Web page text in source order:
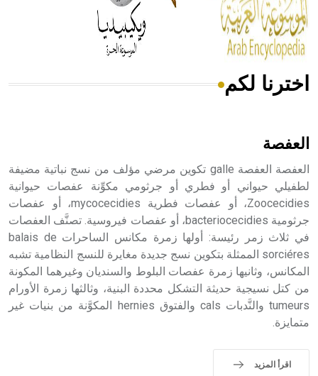
من مادة كربونات الكلسيوم، وهو أحمر أو شديد الحمرة وهو
أجود أنواعه، ويمتاز بكبر الحجم ويسمى الش
هل تعلم أن الأبسيد كلمة فرنسية اللفظ تم اعتمادها مصطلحاً
- هل تعلم أن أبجر Abgar اسم معروف جيداً يعود إلى عدد من
الملوك الذين حكموا مدينة إديسا (الرها) من أبجر الأول وحتى
التاسع، وهم ينتسبون إلى أسرة أوسروين
- هل تعلم أن الأبجدية الكنعانية تتألف من /22/ علامة كتابية
اخترنا لكم
العفصة
العفصة العفصة galle تكوين مرضي مؤلف من نسج نباتية مضيفة
لطفيلي حيواني أو فطري أو جرثومي مكوِّنة عفصات حيوانية
Zoocecidies، أو عفصات فطرية mycocecidies، أو عفصات
جرثومية bacteriocecidies، أو عفصات فيروسية. تصنَّف العفصات
في ثلاث زمر رئيسة: أولها زمرة مكانس الساحرات balais de
sorciéres الممثلة بتكوين نسج جديدة مغايرة للنسج النظامية تشبه
المكانس، وثانيها زمرة عفصات البلوط والسنديان وغيرهما المكونة
من كتل نسيجية حديثة التشكل محددة البنية، وثالثها زمرة الأورام
tumeurs والنَّدبات cals والفتوق hernies المكوَّنة من بنيات غير
متمايزة.
اقرأ المزيد